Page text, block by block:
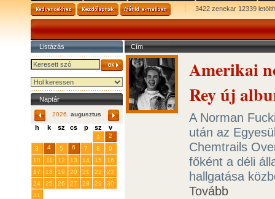
3422 zenekar 12339
Listázás
Naptár
2026. augusztus
h k sz cs p sz v
1
2
3
4 5 6 7 8
9
10
11 12 13 14 15
16
17
18 19 20 21 22
23
24
25 26 27 28 29
30
31
Cím
Amerikai
Rey új
A Norman
után az
Chemtrails
főként a déli
hallgatása
Tovább